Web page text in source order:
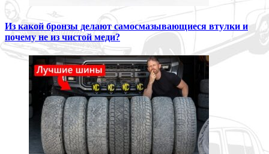
Из какой бронзы делают самосмазывающиеся втулки и
почему не из чистой меди?